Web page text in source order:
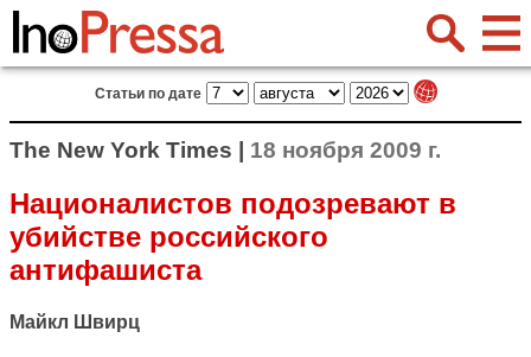
Статьи по дате
The New York Times | 18 ноября 2009 г.
Националистов подозревают в
убийстве российского
антифашиста
Майкл Швирц